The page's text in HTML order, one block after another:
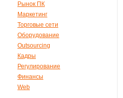
Рынок ПК
Маркетинг
Торговые сети
Оборудование
Outsourcing
Кадры
Регулирование
Финансы
Web